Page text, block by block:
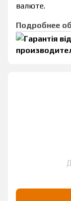
валюте.
Подробнее